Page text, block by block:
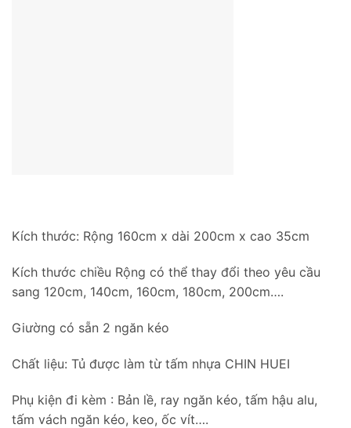
Kích thước: Rộng 160cm x dài 200cm x cao 35cm
Kích thước chiều Rộng có thể thay đổi theo yêu cầu
sang 120cm, 140cm, 160cm, 180cm, 200cm….
Giường có sẵn 2 ngăn kéo
Chất liệu: Tủ được làm từ tấm nhựa CHIN HUEI
Phụ kiện đi kèm : Bản lề, ray ngăn kéo, tấm hậu alu,
tấm vách ngăn kéo, keo, ốc vít….